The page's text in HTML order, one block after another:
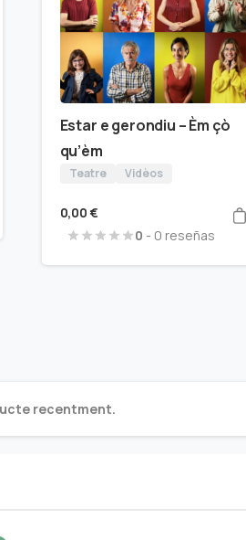
Estar e gerondiu – Èm çò
qu’èm
Teatre Vidèos
0,00 €
0 - 0 reseñas
recentment.